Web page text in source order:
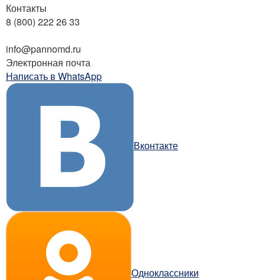
Контакты
8 (800) 222 26 33
info@pannomd.ru
Электронная почта
Написать в WhatsApp
Вконтакте
Одноклассники